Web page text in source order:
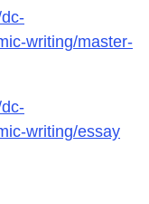
writing/master-
writing/essay